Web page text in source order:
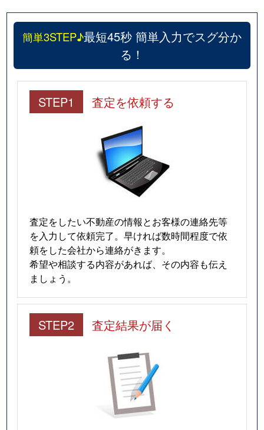
簡単3STEP♪最短45秒 簡単入力でスグ分か
る！
STEP1 査定を依頼する
査定をしたい不動産の情報とお客様の連絡先等
を入力して依頼完了。早ければ数時間程度で依
頼をした会社から連絡がきます。
希望や相談する内容があれば、その内容も伝え
ましょう。
STEP2 査定結果が届く